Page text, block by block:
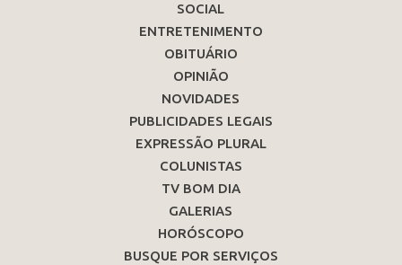
SOCIAL
ENTRETENIMENTO
OBITUÁRIO
OPINIÃO
NOVIDADES
PUBLICIDADES LEGAIS
EXPRESSÃO PLURAL
COLUNISTAS
TV BOM DIA
GALERIAS
HORÓSCOPO
BUSQUE POR SERVIÇOS